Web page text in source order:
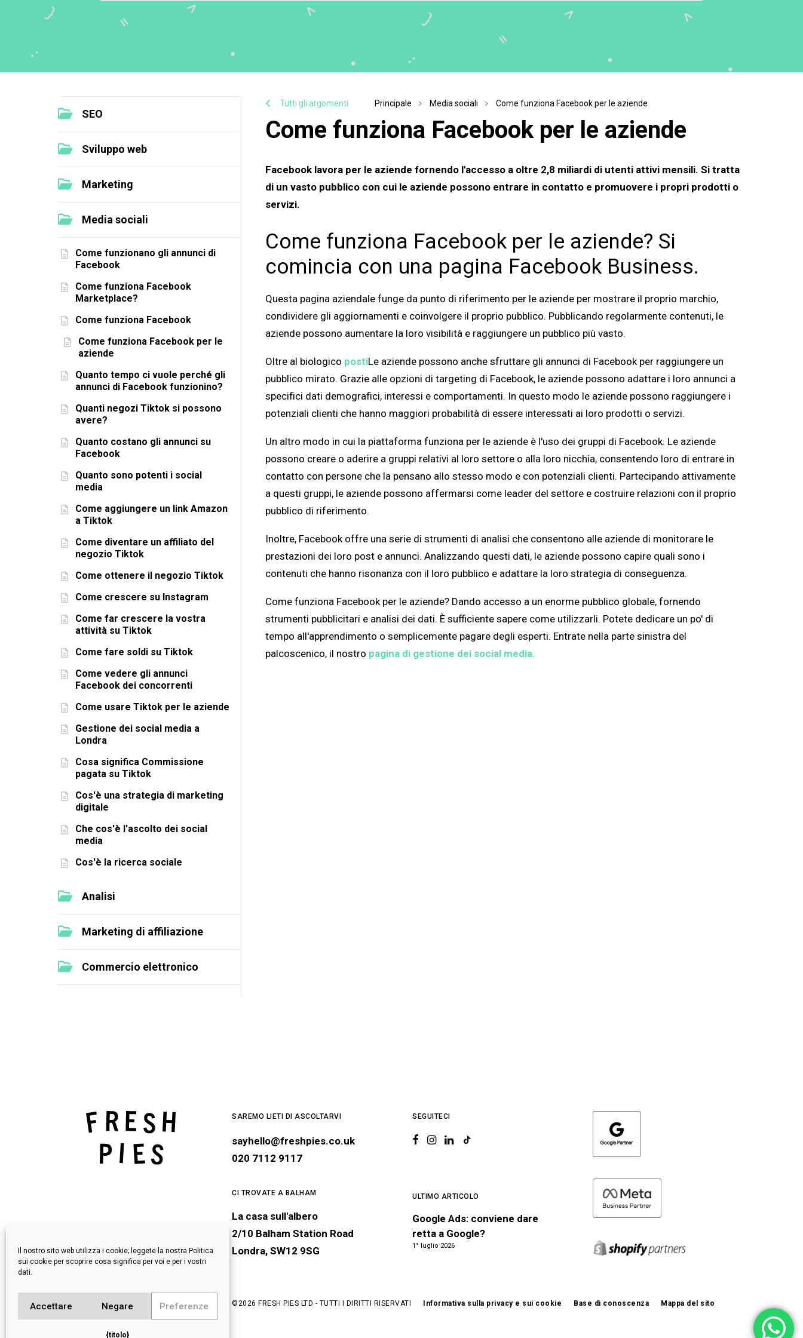
Il nostro sito web utilizza i cookie; leggete la nostra Politica
sui cookie per scoprire cosa significa per voi e per i vostri
dati.
Accettare Negare Preferenze
{titolo}
SEO
Sviluppo web
Marketing
Media sociali
Come funzionano gli annunci di
Facebook
Come funziona Facebook
Marketplace?
Come funziona Facebook
Come funziona Facebook per le
aziende
Quanto tempo ci vuole perché gli
annunci di Facebook funzionino?
Quanti negozi Tiktok si possono
avere?
Quanto costano gli annunci su
Facebook
Quanto sono potenti i social
media
Come aggiungere un link Amazon
a Tiktok
Come diventare un affiliato del
negozio Tiktok
Come ottenere il negozio Tiktok
Come crescere su Instagram
Come far crescere la vostra
attività su Tiktok
Come fare soldi su Tiktok
Come vedere gli annunci
Facebook dei concorrenti
Come usare Tiktok per le aziende
Gestione dei social media a
Londra
Cosa significa Commissione
pagata su Tiktok
Cos'è una strategia di marketing
digitale
Che cos'è l'ascolto dei social
media
Cos'è la ricerca sociale
Analisi
Marketing di affiliazione
Commercio elettronico
Tutti gli argomenti Principale Media sociali Come funziona Facebook per le aziende
Come funziona Facebook per le aziende
Facebook lavora per le aziende fornendo l'accesso a oltre 2,8 miliardi di utenti attivi mensili. Si tratta
di un vasto pubblico con cui le aziende possono entrare in contatto e promuovere i propri prodotti o
servizi.
Come funziona Facebook per le aziende? Si
comincia con una pagina Facebook Business.
Questa pagina aziendale funge da punto di riferimento per le aziende per mostrare il proprio marchio,
condividere gli aggiornamenti e coinvolgere il proprio pubblico. Pubblicando regolarmente contenuti, le
aziende possono aumentare la loro visibilità e raggiungere un pubblico più vasto.
Oltre al biologico postiLe aziende possono anche sfruttare gli annunci di Facebook per raggiungere un
pubblico mirato. Grazie alle opzioni di targeting di Facebook, le aziende possono adattare i loro annunci a
specifici dati demografici, interessi e comportamenti. In questo modo le aziende possono raggiungere i
potenziali clienti che hanno maggiori probabilità di essere interessati ai loro prodotti o servizi.
Un altro modo in cui la piattaforma funziona per le aziende è l'uso dei gruppi di Facebook. Le aziende
possono creare o aderire a gruppi relativi al loro settore o alla loro nicchia, consentendo loro di entrare in
contatto con persone che la pensano allo stesso modo e con potenziali clienti. Partecipando attivamente
a questi gruppi, le aziende possono affermarsi come leader del settore e costruire relazioni con il proprio
pubblico di riferimento.
Inoltre, Facebook offre una serie di strumenti di analisi che consentono alle aziende di monitorare le
prestazioni dei loro post e annunci. Analizzando questi dati, le aziende possono capire quali sono i
contenuti che hanno risonanza con il loro pubblico e adattare la loro strategia di conseguenza.
Come funziona Facebook per le aziende? Dando accesso a un enorme pubblico globale, fornendo
strumenti pubblicitari e analisi dei dati. È sufficiente sapere come utilizzarli. Potete dedicare un po' di
tempo all'apprendimento o semplicemente pagare degli esperti. Entrate nella parte sinistra del
palcoscenico, il nostro pagina di gestione dei social media.
SAREMO LIETI DI ASCOLTARVI
sayhello@freshpies.co.uk
020 7112 9117
CI TROVATE A BALHAM
La casa sull'albero
2/10 Balham Station Road
Londra, SW12 9SG
SEGUITECI
ULTIMO ARTICOLO
Google Ads: conviene dare
retta a Google?
1° luglio 2026
©2026 FRESH PIES LTD - TUTTI I DIRITTI RISERVATI Informativa sulla privacy e sui cookie Base di conoscenza Mappa del sito